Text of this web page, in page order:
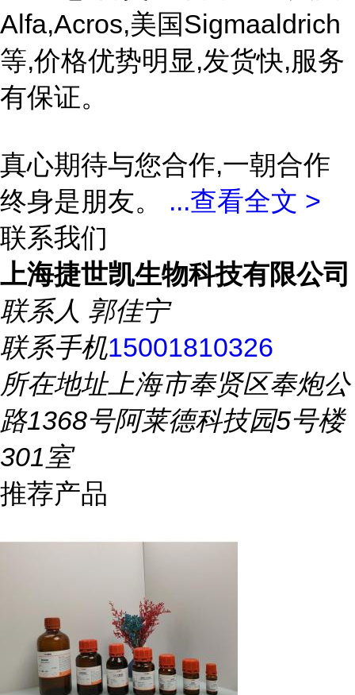
Alfa,Acros,美国Sigmaaldrich
等,价格优势明显,发货快,服务
有保证。
真心期待与您合作,一朝合作
终身是朋友。 ...查看全文 >
联系我们
上海捷世凯生物科技有限公司
联系人 郭佳宁
联系手机15001810326
所在地址上海市奉贤区奉炮公
路1368号阿莱德科技园5号楼
301室
推荐产品